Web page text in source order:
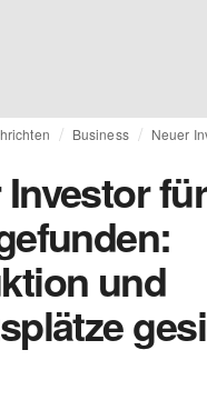
Business
und